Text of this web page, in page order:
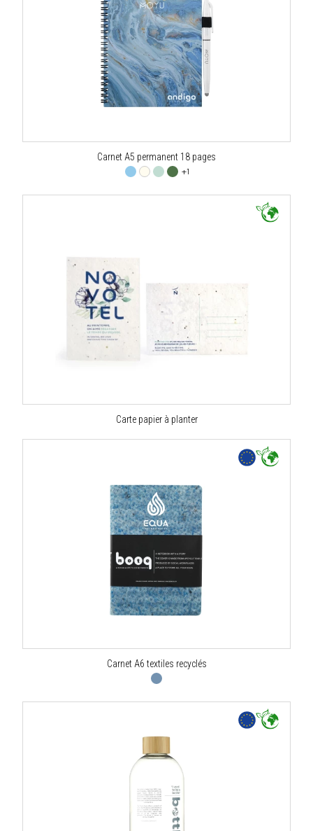
Carnet A5 permanent 18 pages
+1
Carte papier à planter
Carnet A6 textiles recyclés